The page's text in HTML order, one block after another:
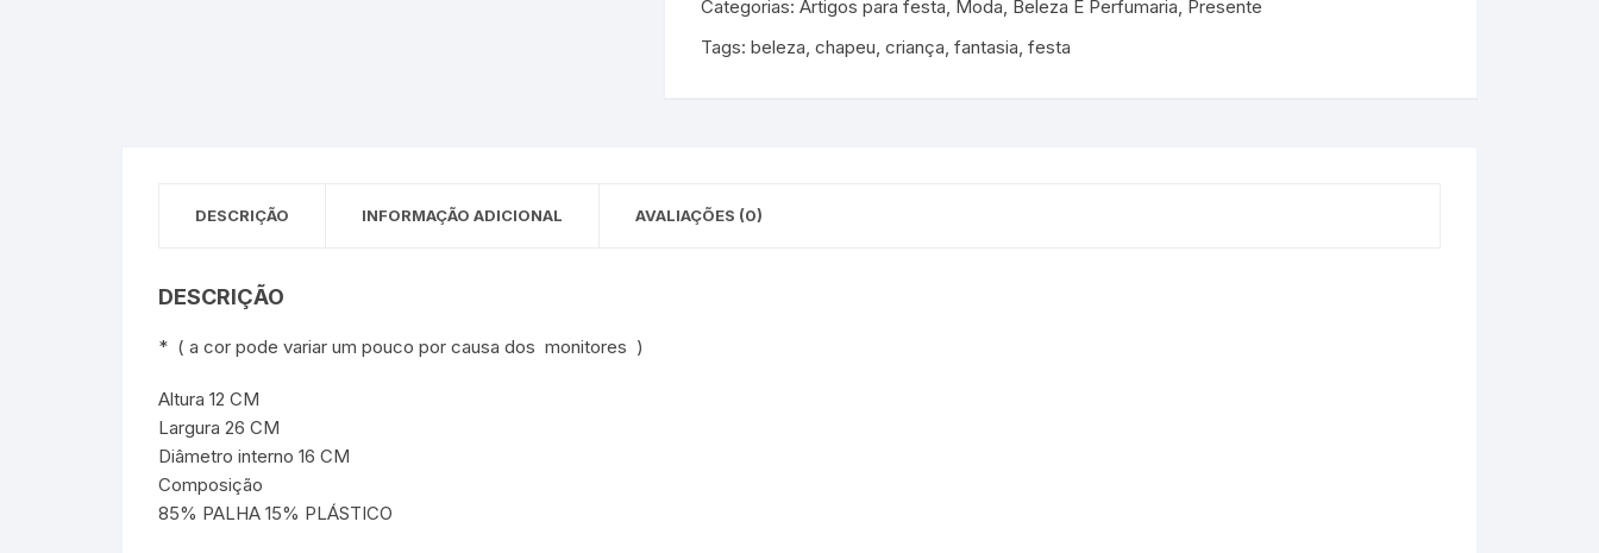
chaveiro
Categorias: Artigos para festa, Moda, Beleza E Perfumaria, Presente
Tags: beleza, chapeu, criança, fantasia, festa
DESCRIÇÃO INFORMAÇÃO ADICIONAL AVALIAÇÕES (0)
DESCRIÇÃO
* ( a cor pode variar um pouco por causa dos monitores )
Altura 12 CM
Largura 26 CM
Diâmetro interno 16 CM
Composição
85% PALHA 15% PLÁSTICO